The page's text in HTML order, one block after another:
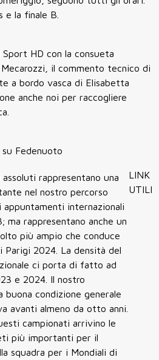
e la finale B.
HD con la consueta
il commento tecnico di
a bordo vasca di Elisabetta
anche noi per raccogliere
Fedenuoto
rappresentano una
nel nostro percorso
internazionali
ma rappresentano anche un
più ampio che conduce
Parigi 2024. La densità del
ci porta di fatto ad
e 2024. Il nostro
buona condizione generale
avanti almeno da otto anni.
campionati arrivino le
più importanti per il
squadra per i Mondiali di
LINK
UTILI